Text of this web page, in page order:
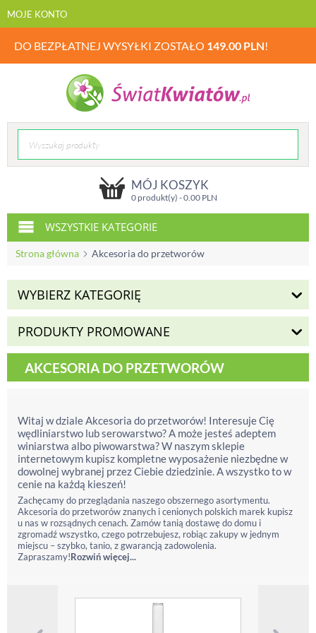
MOJE KONTO
DO BEZPŁATNEJ WYSYŁKI ZOSTAŁO 149.00 PLN!
MÓJ KOSZYK
0 produkt(y) -0.00PLN
WSZYSTKIE KATEGORIE
Strona główna Akcesoria do przetworów
WYBIERZ KATEGORIĘ
PRODUKTY PROMOWANE
AKCESORIA DO PRZETWORÓW
Witaj w dziale Akcesoria do przetworów! Interesuje Cię
wędliniarstwo lub serowarstwo? A może jesteś adeptem
winiarstwa albo piwowarstwa? W naszym sklepie
internetowym kupisz kompletne wyposażenie niezbędne w
dowolnej wybranej przez Ciebie dziedzinie. A wszystko to w
cenie na każdą kieszeń!
Zachęcamy do przeglądania naszego obszernego asortymentu.
Akcesoria do przetworów znanych i cenionych polskich marek kupisz
u nas w rozsądnych cenach. Zamów tanią dostawę do domu i
zgromadź wszystko, czego potrzebujesz, robiąc zakupy w jednym
miejscu – szybko, tanio, z gwarancją zadowolenia.
Zapraszamy!Rozwiń więcej...